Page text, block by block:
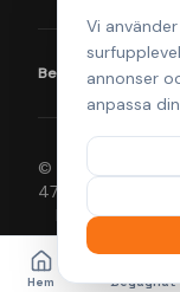
Vi
annonser
anpassa
Betalningsmetoder:
© 2026
4755). Alla
Hem Begagnat